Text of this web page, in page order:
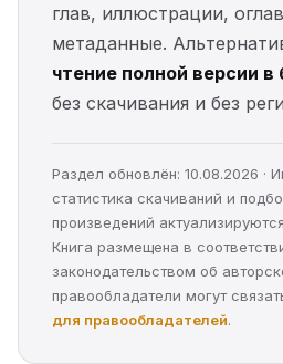
глав, иллюстрации,
метаданные.
чтение полной версии в
без скачивания и без
Раздел обновлён: 10.08.2026 ·
статистика скачиваний и
произведений
Книга размещена в
законодательством об
правообладатели могут
для правообладателей.